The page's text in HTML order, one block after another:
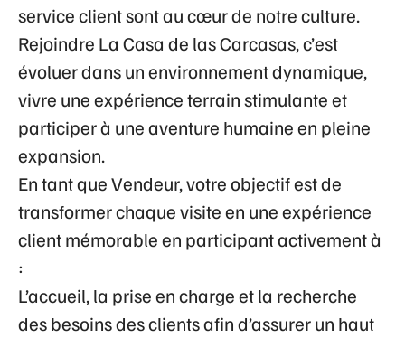
service client sont au cœur de notre culture.
Rejoindre La Casa de las Carcasas, c’est
évoluer dans unenvironnement dynamique,
vivre uneexpérience terrain stimulanteet
participer à uneaventure humaine en pleine
expansion.
En tant que Vendeur, votre objectif est de
transformer chaque visite en une expérience
client mémorable en participant activement à
:
L’accueil, la prise en charge et la recherche
des besoins des clients afin d’assurer un haut